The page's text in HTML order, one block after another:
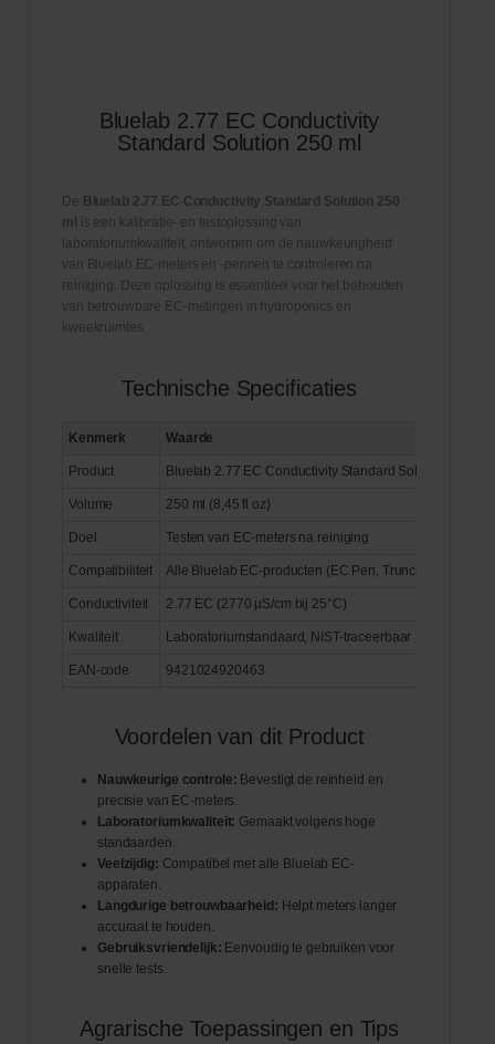
Bluelab 2.77 EC Conductivity
Standard Solution 250 ml
De Bluelab 2.77 EC Conductivity Standard Solution 250
ml is een kalibratie- en testoplossing van
laboratoriumkwaliteit, ontworpen om de nauwkeurigheid
van Bluelab EC-meters en -pennen te controleren na
reiniging. Deze oplossing is essentieel voor het behouden
van betrouwbare EC-metingen in hydroponics en
kweekruimtes.
Technische Specificaties
Kenmerk Waarde
Product Bluelab 2.77 EC Conductivity Standard Solution
Volume 250 ml (8,45 fl oz)
Doel Testen van EC-meters na reiniging
Compatibiliteit Alle Bluelab EC-producten (EC Pen, Truncheon,
Conductiviteit 2.77 EC (2770 µS/cm bij 25°C)
Kwaliteit Laboratoriumstandaard, NIST-traceerbaar
EAN-code 9421024920463
Voordelen van dit Product
Nauwkeurige controle: Bevestigt de reinheid en
precisie van EC-meters.
Laboratoriumkwaliteit: Gemaakt volgens hoge
standaarden.
Veelzijdig: Compatibel met alle Bluelab EC-
apparaten.
Langdurige betrouwbaarheid: Helpt meters langer
accuraat te houden.
Gebruiksvriendelijk: Eenvoudig te gebruiken voor
snelle tests.
Agrarische Toepassingen en Tips